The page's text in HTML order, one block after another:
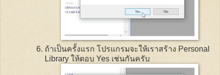
ถ้าเป็นครั้งแรก โปรแกรมจะให้เราสร้าง Personal
Library ให้ตอบ Yes เช่นกันครับ